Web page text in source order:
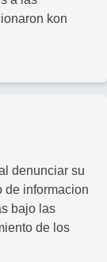
kon
denunciar su
de informacion
bajo las
de los